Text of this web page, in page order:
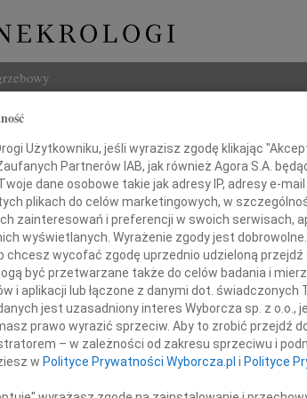
Pani
Karaś-Krasztel
Użytkowniku, jeśli wyrazisz zgodę klikając
Partnerów IAB, jak również Agora S.A.
dane osobowe takie jak adresy IP, adresy e-
plikach do celów marketingowych, w
zainteresowań i preferencji w swoich serwisach,
wyświetlanych. Wyrażenie zgody jest
chcesz wycofać zgodę uprzednio udzieloną przejdź
być przetwarzane także do celów badania i
i aplikacji lub łączone z danymi dot. świadczonych
jest uzasadniony interes Wyborcza sp. z o.o.,
prawo wyrazić sprzeciw. Aby to zrobić przejdź
– w zależności od zakresu sprzeciwu i
w Polityce Prywatności Wyborcza.pl i Polityce